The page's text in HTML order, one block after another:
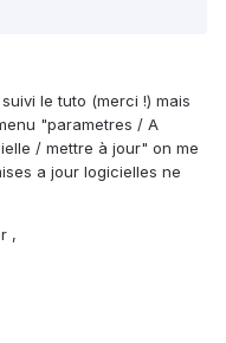
le tuto (merci !) mais
"parametres / A
/ mettre à jour" on me
a jour logicielles ne
,